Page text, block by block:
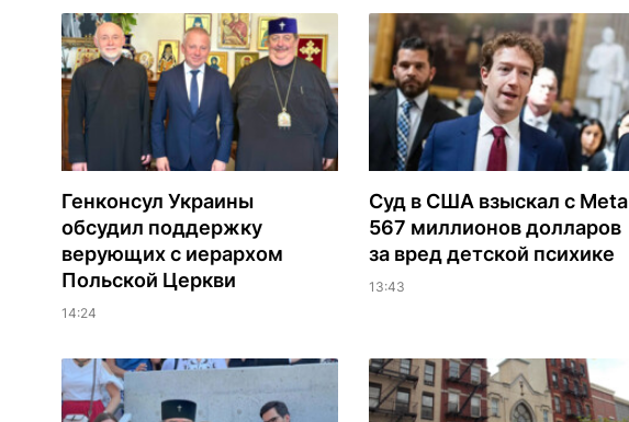
Генконсул Украины
обсудил поддержку
верующих с иерархом
Польской Церкви
14:24
Суд в США взыскал с Meta
567 миллионов долларов
за вред детской психике
13:43